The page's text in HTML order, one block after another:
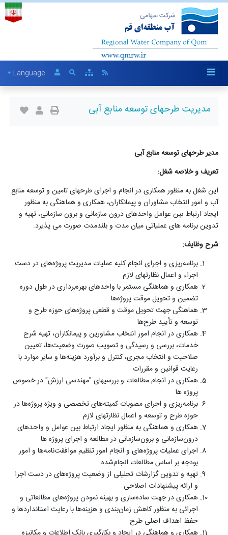
Language
مدیریت طرحهای توسعه منابع آبی
مدیر طرحهای توسعه منابع آبی
تعریف و خلاصه شغل:
این شغل به منظور همکاری در انجام و اجرای طرحهای تامین و توسعه منابع
آب و امور انتخاب مشاوران و پیمانکاران، همکاری و هماهنگی به منظور
ایجاد ارتباط بین عوامل واحدهای درون سازمانی و برون سازمانی، تهیه و
تدوین برنامه های عملیاتی میان مدت و بلندمدت صورت می پذیرد.
شرح وظایف:
برنامه‌ریزی و اجرای انجام کلیه عملیات مدیریت پروژه‌های در دست
اجراء و اعمال نظارتهای لازم
همکاری و هماهنگی مستمر با واحدهای بهره‌برداری در طول دوره
تضمین و تحویل موقت پروژه‌ها
هماهنگی جهت تحویل موقت و قطعی پروژه‌های حوزه طرح و
توسعه و تأیید طرح‌ها
همکاری در انجام امور انتخاب مشاورین و پیمانکاران، تهیه شرح
خدمات، بررسی و رسیدگی و تصویب صورت وضعیت‌ها، تعیین
صلاحیت و انتخاب مجری، کنترل و برآورد هزینه‌ها و سایر موارد با
رعایت قوانین و مقررات
همکاری در انجام مطالعات و بررسیهای "مهندسی ارزش" در خصوص
پروژه ها
برنامه‌ریزی و اجرای مصوبات کمیته‌های تخصصی و ویژه پروژه‌ها در
حوزه طرح و توسعه و اعمال نظارتهای لازم
همکاری و هماهنگی به منظور ایجاد ارتباط بین عوامل و واحدهای
درون‌سازمانی و برون‌سازمانی در مطالعه و اجرای پروژه ها
اجرای عملیات پروژه‌های و انجام امور تنظیم موافقت‌نامه‌ها و امور
بودجه بر اساس مطالعات انجام‌شده
تهیه و تدوین گزارشات تحلیلی از وضعیت پروژه‌های در دست اجرا
و ارائه پیشنهادات اصلاحی
همکاری در جهت ساده‌سازی و بهینه نمودن پروژه‌های مطالعاتی و
اجرائی به منظور کاهش زمان‌بندی و هزینه‌ها با رعایت استانداردها و
حفظ اهداف اصلی طرح